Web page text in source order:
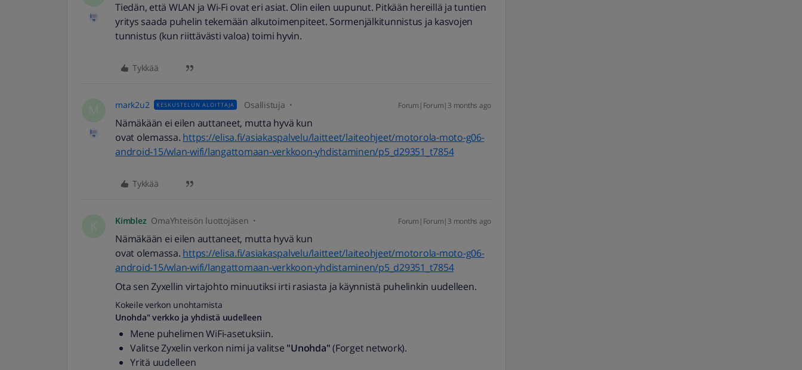
Tiedän, että WLAN ja Wi-Fi ovat eri asiat. Olin eilen uupunut. Pitkään hereillä ja tuntien
yritys saada puhelin tekemään alkutoimenpiteet. Sormenjälkitunnistus ja kasvojen
tunnistus (kun riittävästi valoa) toimi hyvin.
Tykkää
mark2u2 KESKUSTELUN ALOITTAJA Osallistuja Forum|Forum|3 months ago
Nämäkään ei eilen auttaneet, mutta hyvä kun
ovat olemassa. https://elisa.fi/asiakaspalvelu/laitteet/laiteohjeet/motorola-moto-g06-
android-15/wlan-wifi/langattomaan-verkkoon-yhdistaminen/p5_d29351_t7854
Tykkää
Kimblez OmaYhteisön luottojäsen Forum|Forum|3 months ago
Nämäkään ei eilen auttaneet, mutta hyvä kun
ovat olemassa. https://elisa.fi/asiakaspalvelu/laitteet/laiteohjeet/motorola-moto-g06-
android-15/wlan-wifi/langattomaan-verkkoon-yhdistaminen/p5_d29351_t7854
Ota sen Zyxellin virtajohto minuutiksi irti rasiasta ja käynnistä puhelinkin uudelleen.
Kokeile verkon unohtamista
Unohda" verkko ja yhdistä uudelleen
Mene puhelimen WiFi-asetuksiin.
Valitse Zyxelin verkon nimi ja valitse "Unohda"(Forget network).
Yritä uudelleen